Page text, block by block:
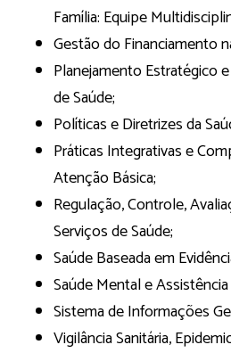
Família: Equipe
Gestão do Financiamento
Planejamento Estratégico
de Saúde;
Políticas e Diretrizes da
Práticas Integrativas e
Atenção Básica;
Regulação, Controle,
Serviços de Saúde;
Saúde Baseada em
Saúde Mental e
Sistema de Informações
Vigilância Sanitária,